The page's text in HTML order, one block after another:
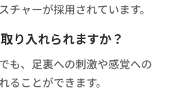
チャーが採用されています。
り入れられますか？
も、足裏への刺激や感覚への
ることができます。